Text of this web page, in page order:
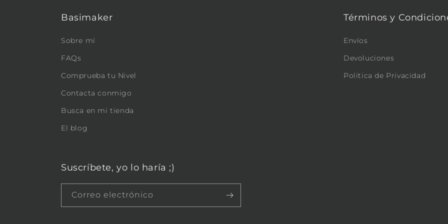
Basimaker
Sobre mí
FAQs
Comprueba tu Nivel
Contacta conmigo
Busca en mi tienda
El blog
Términos y
Envíos
Devoluciones
Politica de Privacidad
Suscríbete, yo lo haría ;)
Correo electrónico